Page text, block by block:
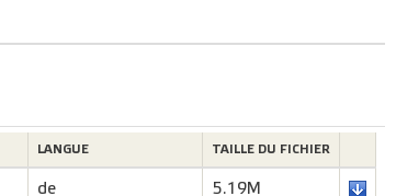
LANGUE TAILLE DU FICHIER
de 5.19M